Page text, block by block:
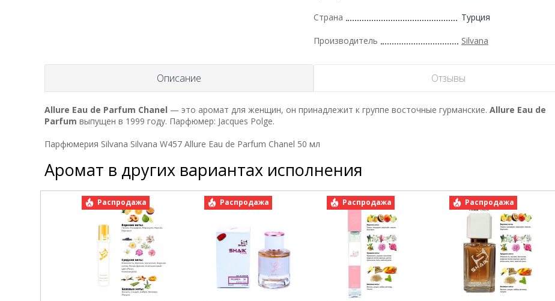
Страна Турция
Производитель Silvana
Описание Отзывы
Allure Eau de Parfum Chanel — это аромат для женщин, он принадлежит к группе восточные гурманские. Allure Eau de
Parfum выпущен в 1999 году. Парфюмер: Jacques Polge.
Парфюмерия Silvana Silvana W457 Allure Eau de Parfum Chanel 50 мл
Аромат в других вариантах исполнения
Распродажа Распродажа Распродажа Распродажа